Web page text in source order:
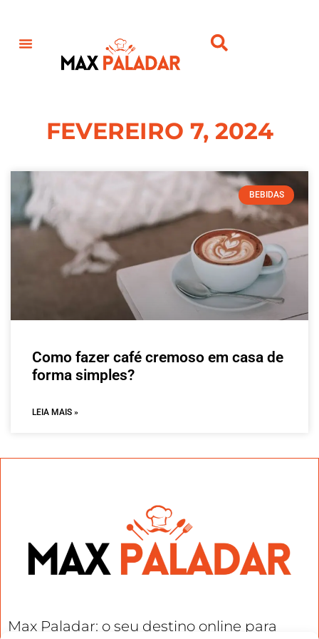
FEVEREIRO 7, 2024
BEBIDAS
Como fazer café cremoso em casa de
forma simples?
LEIA MAIS »
Max Paladar: o seu destino online para